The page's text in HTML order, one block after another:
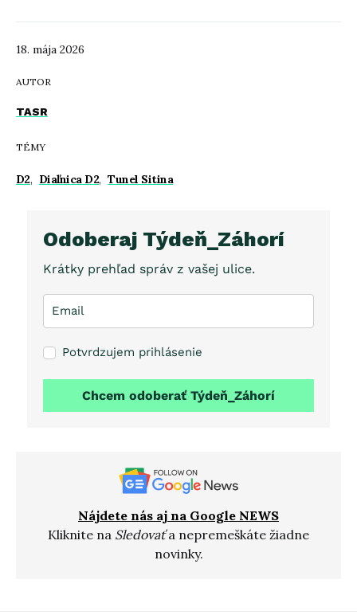
18. mája 2026
AUTOR
TASR
TÉMY
D2, Diaľnica D2, Tunel Sitina
Odoberaj Týdeň_Záhorí
Krátky prehľad správ z vašej ulice.
Potvrdzujem prihlásenie
Chcem odoberať Týdeň_Záhorí
Nájdete nás aj na Google NEWS
Kliknite na Sledovaťa nepremeškáte žiadne
novinky.